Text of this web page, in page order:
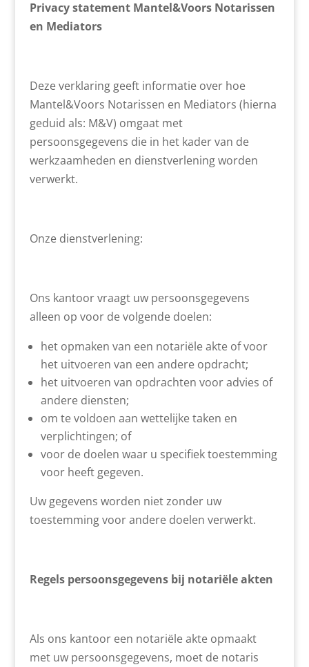
Privacy statement Mantel&Voors Notarissen
en Mediators
Deze verklaring geeft informatie over hoe
Mantel&Voors Notarissen en Mediators (hierna
geduid als: M&V) omgaat met
persoonsgegevens die in het kader van de
werkzaamheden en dienstverlening worden
verwerkt.
Onze dienstverlening:
Ons kantoor vraagt uw persoonsgegevens
alleen op voor de volgende doelen:
het opmaken van een notariële akte of voor
het uitvoeren van een andere opdracht;
het uitvoeren van opdrachten voor advies of
andere diensten;
om te voldoen aan wettelijke taken en
verplichtingen; of
voor de doelen waar u specifiek toestemming
voor heeft gegeven.
Uw gegevens worden niet zonder uw
toestemming voor andere doelen verwerkt.
Regels persoonsgegevens bij notariële akten
Als ons kantoor een notariële akte opmaakt
met uw persoonsgegevens, moet de notaris